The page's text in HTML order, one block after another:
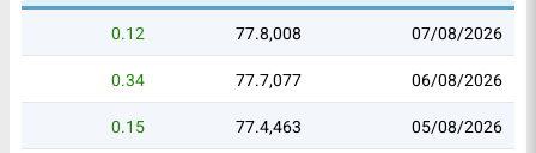
07/08/2026
77.8,008
0.12
06/08/2026
77.7,077
0.34
05/08/2026
77.4,463
0.15